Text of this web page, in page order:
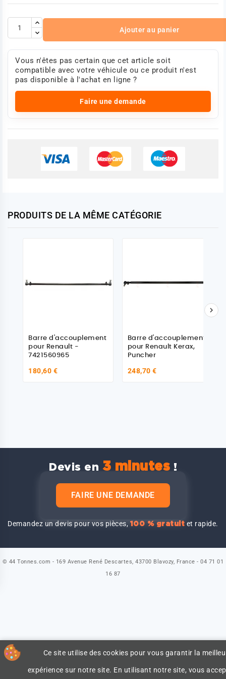
Ajouter au panier
Vous n'êtes pas certain que cet article soit
compatible avec votre véhicule ou ce produit n'est
pas disponible à l'achat en ligne ?
Faire une demande
PRODUITS DE LA MÊME CATÉGORIE
Barre d'accouplement
pour Renault -
7421560965
180,60 €
Barre d'accouplement
pour Renault Kerax,
Puncher
248,70 €

Devis en 3 minutes !
FAIRE UNE DEMANDE
Demandez un devis pour vos pièces,100 % gratuit et rapide.
Ce site utilise des cookies pour vous garantir la
expérience sur notre site. En utilisant notre site, vous
© 44 Tonnes.com - 169 Avenue René Descartes, 43700 Blavozy, France - 04 71 01
16 87